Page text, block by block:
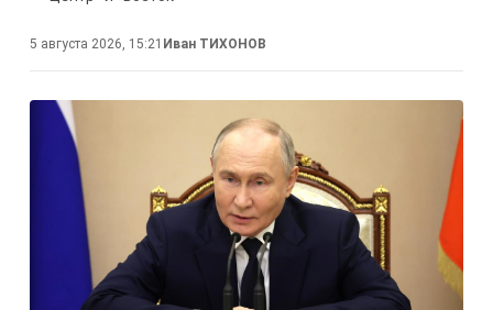
5 августа 2026, 15:21 Иван ТИХОНОВ